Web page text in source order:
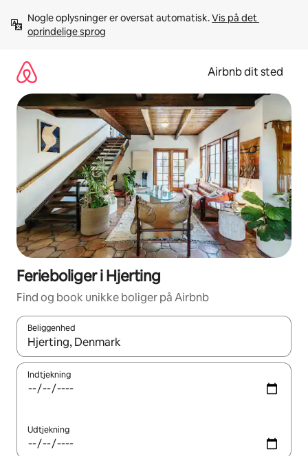
videre
Nogle oplysninger er oversat automatisk. Vis på det
oprindelige sprog
Airbnb dit sted
Ferieboliger i Hjerting
Find og book unikke boliger på Airbnb
Beliggenhed
Når resultaterne er tilgængelige, skal du navigere med
Indtjekning
Udtjekning